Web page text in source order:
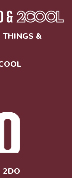
THINGS &
2DO